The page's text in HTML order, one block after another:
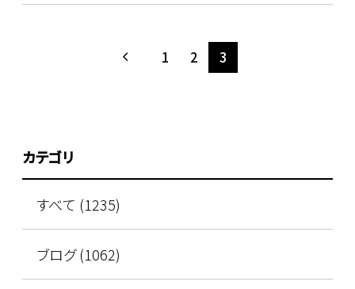
1 2 3
カテゴリ
すべて (1235)
ブログ (1062)